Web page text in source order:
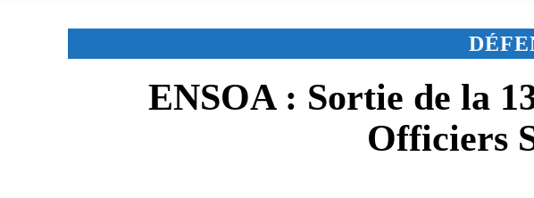
ENSOA : Sortie de la
Officiers